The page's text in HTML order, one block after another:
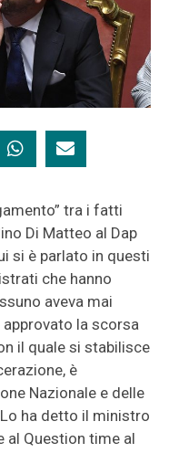
tra i fatti
Di Matteo al Dap
si è parlato in questi
che hanno
aveva mai
la scorsa
il quale si stabilisce
è
Nazionale e delle
ha detto il ministro
al Question time al